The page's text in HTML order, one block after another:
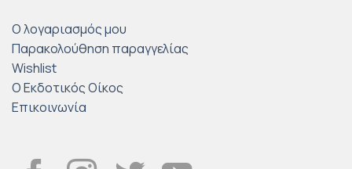
Ο λογαριασμός μου
Παρακολούθηση παραγγελίας
Wishlist
Ο Εκδοτικός Οίκος
Επικοινωνία